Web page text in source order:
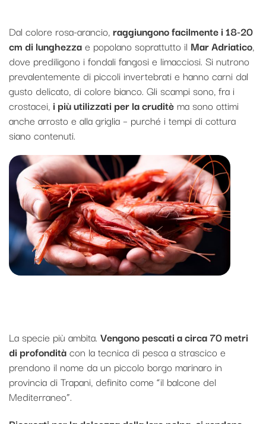
Dal colore rosa-arancio,raggiungono facilmente i 18-20
cm di lunghezzae popolano soprattutto il Mar Adriatico,
dove prediligono i fondali fangosi e limacciosi. Si nutrono
prevalentemente di piccoli invertebrati e hanno carni dal
gusto delicato, di colore bianco. Gli scampi sono, fra i
crostacei, i più utilizzati per la cruditèma sono ottimi
anche arrosto e alla griglia – purché i tempi di cottura
siano contenuti.
La specie più ambita. Vengono pescati a circa 70 metri
di profonditàcon la tecnica di pesca a strascico e
prendono il nome da un piccolo borgo marinaro in
provincia di Trapani, definito come “il balcone del
Mediterraneo”.